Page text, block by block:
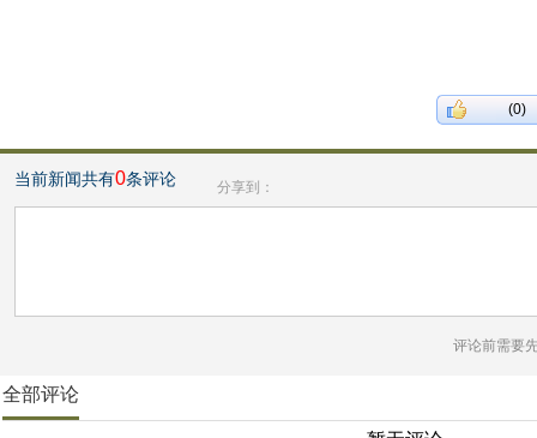
(0)
当前新闻共有0条评论 分享到：
评论前需要
全部评论